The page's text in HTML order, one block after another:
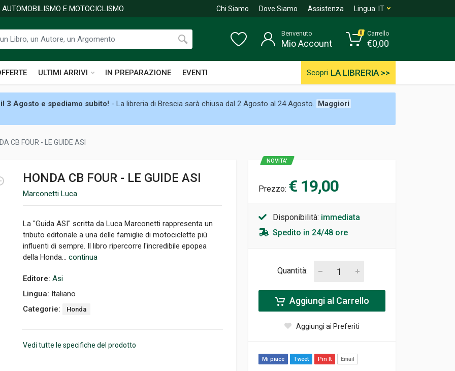
E MOTOCICLISMO Chi Siamo Dove Siamo Assistenza Lingua: IT
ULTIMI ARRIVI IN PREPARAZIONE EVENTI Scopri LA LIBRERIA >>
Benvenuto
Mio Account
0 Carrello
€0,00
3 Agosto e spediamo subito! - La libreria di Brescia sarà chiusa dal 2 Agosto al 24 Agosto. Maggiori
CB FOUR - LE GUIDE ASI
HONDA CB FOUR - LE GUIDE ASI
Marconetti Luca
La "Guida ASI" scritta da Luca Marconetti rappresenta un
tributo editoriale a una delle famiglie di motociclette più
influenti di sempre. Il libro ripercorre l'incredibile epopea
della Honda... continua
Editore: Asi
Lingua: Italiano
Categorie:
Honda
Vedi tutte le specifiche del prodotto
NOVITA'
Prezzo: € 19,00
Disponibilità: immediata
Spedito in 24/48 ore
Quantità:
Aggiungi al Carrello
Aggiungi ai Preferiti
Mi piace Tweet Pin It Email